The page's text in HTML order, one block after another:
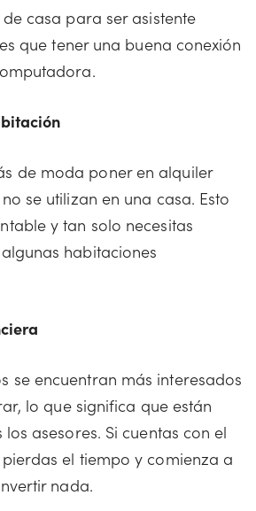
casa para ser asistente
que tener una buena conexión
de moda poner en alquiler
se utilizan en una casa. Esto
y tan solo necesitas
habitaciones
se encuentran más interesados
lo que significa que están
asesores. Si cuentas con el
el tiempo y comienza a
nada.